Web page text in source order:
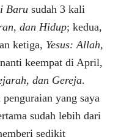
Barusudah 3 kali
dan Hidup; kedua,
ketiga, Yesus: Allah,
keempat di April,
dan Gereja.
yang saya
sudah lebih dari
sedikit